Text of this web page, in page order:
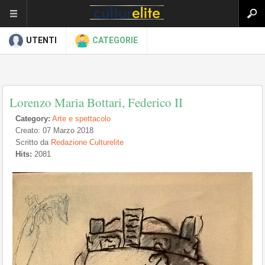
UTENTI CATEGORIE
Lorenzo Maria Bottari, Federico II
Category: Arte e spettacolo
Creato: 07 Marzo 2018
Scritto da Redazione Culturelite
Hits: 2081